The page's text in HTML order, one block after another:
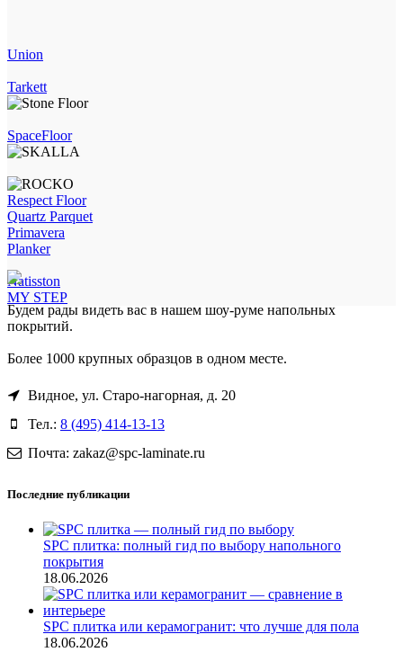
Union
Tarkett
SpaceFloor
Respect Floor
Quartz Parquet
Primavera
Planker
Natisston
MY STEP
Будем рады видеть вас в нашем шоу-руме напольных
покрытий.
Более 1000 крупных образцов в одном месте.
Видное, ул. Старо-нагорная, д. 20
Тел.: 8 (495) 414-13-13
Почта: zakaz@spc-laminate.ru
Последние публикации
SPC плитка: полный гид по выбору напольного
покрытия
18.06.2026
SPC плитка или керамогранит: что лучше для пола
18.06.2026